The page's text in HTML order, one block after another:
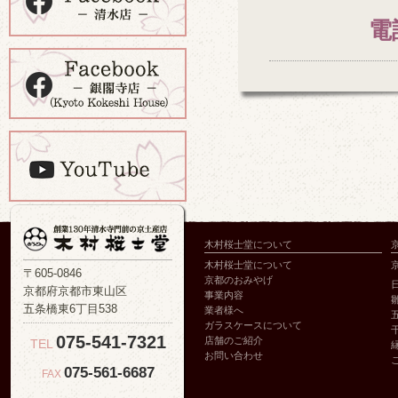
電
〒605-0846
京都府京都市東山区
五条橋東6丁目538
TEL 075-541-7321
FAX 075-561-6687
木村桜士堂について
木村桜士堂について
京都のおみやげ
事業内容
業者様へ
ガラスケースについて
店舗のご紹介
お問い合わせ